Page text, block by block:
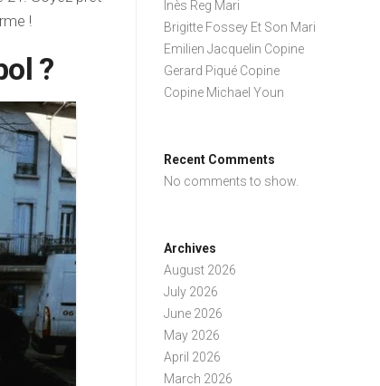
!
?
Inès Reg Mari
Brigitte Fossey Et Son Mari
Emilien Jacquelin Copine
Gerard Piqué Copine
Copine Michael Youn
Recent Comments
No comments to show.
Archives
August 2026
July 2026
June 2026
May 2026
April 2026
March 2026